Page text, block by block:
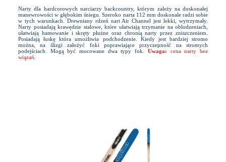
Narty dla hardcorowych narciarzy backcountry, którym zależy na doskonałej
manewrowości w głębokim śniegu. Szeroko narta 112 mm doskonale radzi sobie
w tych warunkach. Drewniany rdzeń nart Air Channel jest lekki, wytrzymały.
Narty posiadają krawędzie stalowe, które ułatwiają trzymanie na oblodzeniach,
ułatwiają hamowanie i skręty płużne oraz chronią narty przez zniszczeniem.
Posiadają łuskę która umożliwia podchodzenie. Kiedy jest bardziej stromo
można, na ślizgi założyć foki poprawiające przyczepność na stromych
podejściach. Mogą być mocowane dwa typy fok.
Uwaga: cena narty bez
wiązań.